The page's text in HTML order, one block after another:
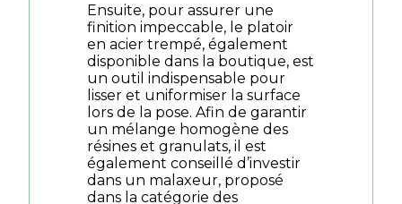
Ensuite, pour assurer une
finition impeccable, le platoir
en acier trempé, également
disponible dans la boutique, est
un outil indispensable pour
lisser et uniformiser la surface
lors de la pose. Afin de garantir
un mélange homogène des
résines et granulats, il est
également conseillé d’investir
dans un malaxeur, proposé
dans la catégorie des